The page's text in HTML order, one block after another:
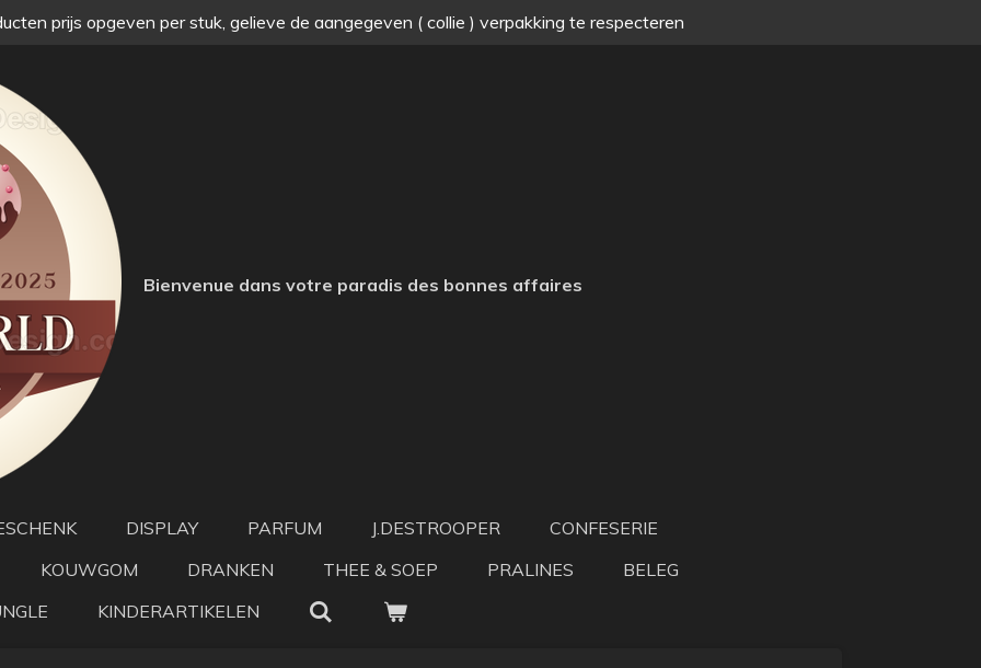
prijs opgeven per stuk, gelieve de aangegeven ( collie ) verpakking te respecteren
Bienvenue dans votre paradis des bonnes affaires
DISPLAY PARFUM J.DESTROOPER
CONFESERIE
KOUWGOM DRANKEN THEE & SOEP PRALINES
BELEG
KINDERARTIKELEN